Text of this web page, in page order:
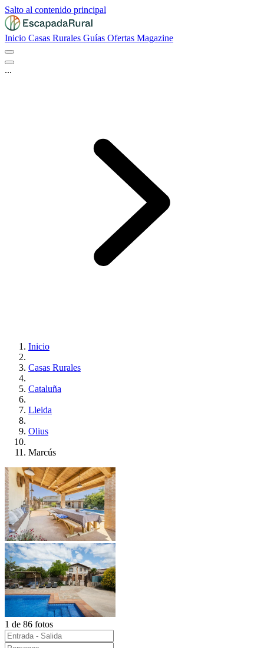
Salto al contenido principal
Inicio Casas Rurales Guías Ofertas Magazine
...
Inicio
Casas Rurales
Cataluña
Lleida
Olius
Marcús
1 de 86 fotos